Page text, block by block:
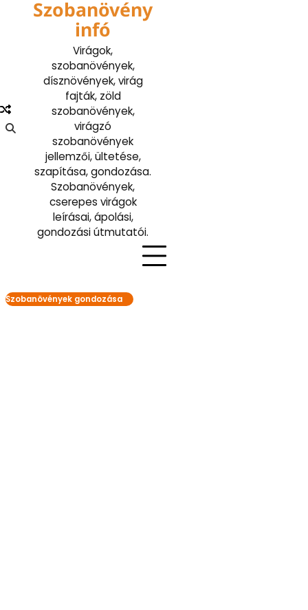
Szobanövény
infó
Virágok,
szobanövények,
dísznövények, virág
fajták, zöld
szobanövények,
virágzó
szobanövények
jellemzői, ültetése,
szapítása, gondozása.
Szobanövények,
cserepes virágok
leírásai, ápolási,
gondozási útmutatói.
Szobanövények gondozása